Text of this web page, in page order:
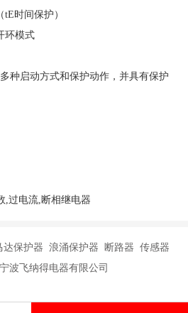
时间保护）
环模式
种启动方式和保护动作，并具有保护
,过电流,断相继电器
保护器 浪涌保护器 断路器 传感器
波飞纳得电器有限公司